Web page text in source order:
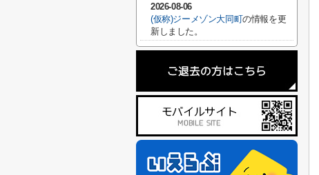
2026-08-06
(仮称)ジーメゾン大同町の情報を更
新しました。